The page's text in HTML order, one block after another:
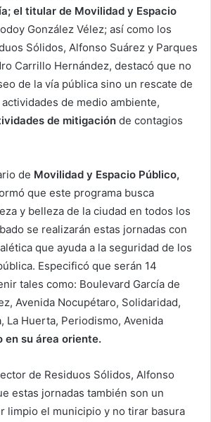
el titular de Movilidad y Espacio
González Vélez; así como los
Sólidos, Alfonso Suárez y Parques
Carrillo Hernández, destacó que no
de la vía pública sino un rescate de
de medio ambiente,
de mitigación de contagios
de Movilidad y Espacio Público,
que este programa busca
y belleza de la ciudad en todos los
se realizarán estas jornadas con
que ayuda a la seguridad de los
Especificó que serán 14
tales como: Boulevard García de
Avenida Nocupétaro, Solidaridad,
La Huerta, Periodismo, Avenida
en su área oriente.
de Residuos Sólidos, Alfonso
estas jornadas también son un
limpio el municipio y no tirar basura